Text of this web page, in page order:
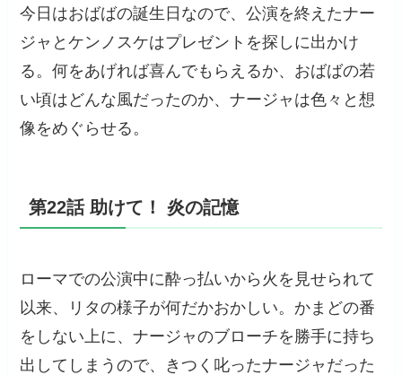
今日はおばばの誕生日なので、公演を終えたナー
ジャとケンノスケはプレゼントを探しに出かけ
る。何をあげれば喜んでもらえるか、おばばの若
い頃はどんな風だったのか、ナージャは色々と想
像をめぐらせる。
第22話 助けて！ 炎の記憶
ローマでの公演中に酔っ払いから火を見せられて
以来、リタの様子が何だかおかしい。かまどの番
をしない上に、ナージャのブローチを勝手に持ち
出してしまうので、きつく叱ったナージャだった